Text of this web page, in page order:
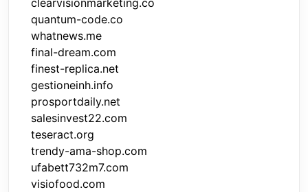
clearvisionmarketing.co
quantum-code.co
whatnews.me
final-dream.com
finest-replica.net
gestioneinh.info
prosportdaily.net
salesinvest22.com
teseract.org
trendy-ama-shop.com
ufabett732m7.com
visiofood.com